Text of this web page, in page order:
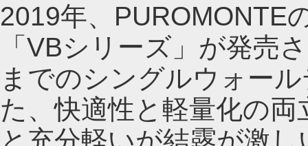
2019年、PUROMONTE
「VBシリーズ」が発売
までのシングルウォー
た、快適性と軽量化の
と充分軽いが結露が激